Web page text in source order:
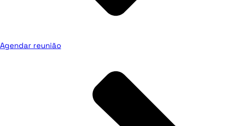
Agendar reunião